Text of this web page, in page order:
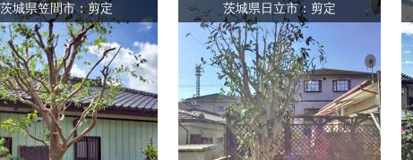
茨城県笠間市：剪定
茨城県日立市：剪定